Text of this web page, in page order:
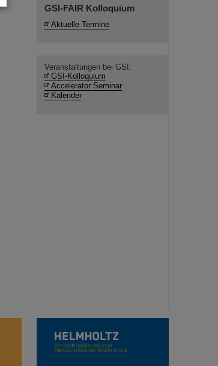
GSI-FAIR Kolloquium
Aktuelle Termine
Veranstaltungen bei GSI:
GSI-Kolloquium
Accelerator Seminar
Kalender